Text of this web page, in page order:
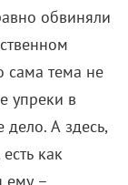
обвиняли
сама тема не
упреки в
А здесь,
как